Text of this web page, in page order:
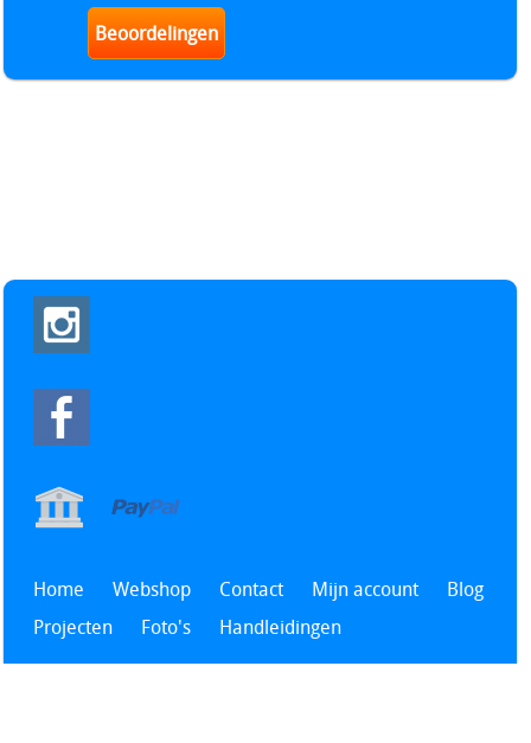
Beoordelingen
Home Webshop Contact Mijn account
Blog
Projecten
Foto's
Handleidingen